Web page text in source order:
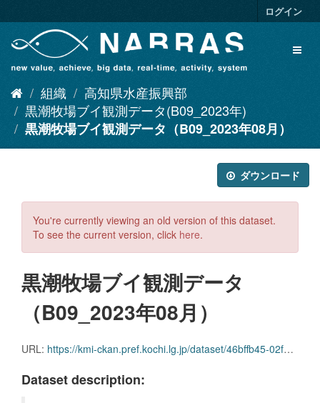
キ
ログイン
組織
高知県水産振興部
黒潮牧場ブイ観測データ(B09_2023年)
黒潮牧場ブイ観測データ（B09_2023年08月）
ダウンロード
You're currently viewing an old version of this dataset.
To see the current version, click here.
黒潮牧場ブイ観測データ
（B09_2023年08月）
URL: https://kmi-ckan.pref.kochi.lg.jp/dataset/46bffb45-02f9-4eb5-8095-8d41108637a7/resource/7a350e32-be87-4d8a-8b9e-1447b4edd35a/download/kuroshiobokujoubuikansokudatab09_2023nen08.csv
Dataset description: